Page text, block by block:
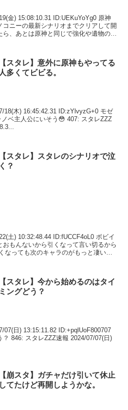
金) 15:08:10.31 ID:UEKuYoYg0 原神
ニーの最新シナリオまでクリアして開
、あとは原神と同じで強化や遺物の素
【スタレ】意外に原神もやってる
人多くてビビる。
18(木) 16:45:42.31 ID:zYlvyzG+0 モゼ
ベ主人公にいそう😳 407: スタレZZZ
【スタレ】スタレのシナリオで泣
く？
土) 10:32:48.44 ID:fUCCF4oL0 ボビイ
もんないから引くなって言い切るから
なっても次のキャラのがもっと凄いか
【スタレ】今から始めるのはタイ
ミングどう？
07(日) 13:15:11.82 ID:+pqlUoF800707
846: スタレZZZ速報 2024/07/07(日)
【崩スタ】ガチャだけ引いて休止
してたけど再開しようかな。